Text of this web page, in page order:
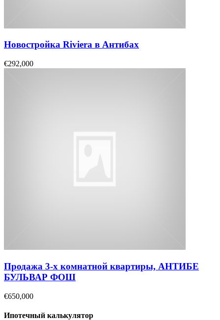
Новостройка Riviera в Антибах
€292,000
Продажа 3-х комнатной квартиры, АНТИБЕ
БУЛЬВАР ФОШ
€650,000
Ипотечный калькулятор